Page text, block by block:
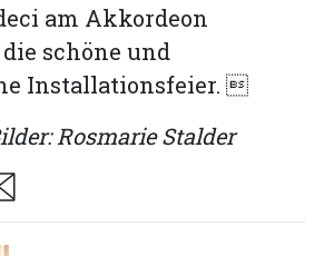
am Akkordeon
schöne und
Installationsfeier. 
Rosmarie Stalder